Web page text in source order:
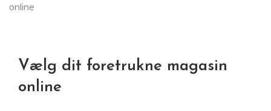
online
Vælg dit foretrukne magasin
online